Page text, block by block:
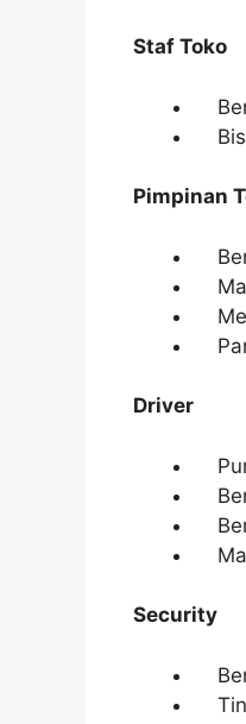
Staf Toko
Pimpinan
Driver
Security